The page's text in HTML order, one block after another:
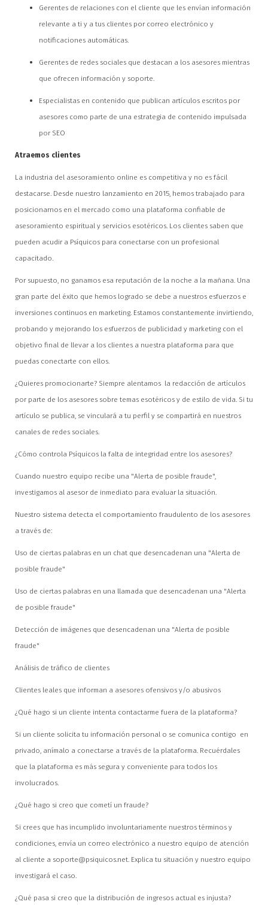
Gerentes de relaciones con el cliente que les envían información
relevante a ti y a tus clientes por correo electrónico y
notificaciones automáticas.
Gerentes de redes sociales que destacan a los asesores mientras
que ofrecen información y soporte.
Especialistas en contenido que publican artículos escritos por
asesores como parte de una estrategia de contenido impulsada
por SEO
Atraemos clientes
La industria del asesoramiento online es competitiva y no es fácil
destacarse. Desde nuestro lanzamiento en 2015, hemos trabajado para
posicionarnos en el mercado como una plataforma confiable de
asesoramiento espiritual y servicios esotéricos. Los clientes saben que
pueden acudir a Psíquicos para conectarse con un profesional
capacitado.
Por supuesto, no ganamos esa reputación de la noche a la mañana. Una
gran parte del éxito que hemos logrado se debe a nuestros esfuerzos e
inversiones continuos en marketing. Estamos constantemente invirtiendo,
probando y mejorando los esfuerzos de publicidad y marketing con el
objetivo final de llevar a los clientes a nuestra plataforma para que
puedas conectarte con ellos.
¿Quieres promocionarte? Siempre alentamos la redacción de artículos
por parte de los asesores sobre temas esotéricos y de estilo de vida. Si tu
artículo se publica, se vinculará a tu perfil y se compartirá en nuestros
canales de redes sociales.
¿Cómo controla Psíquicos la falta de integridad entre los asesores?
Cuando nuestro equipo recibe una "Alerta de posible fraude",
investigamos al asesor de inmediato para evaluar la situación.
Nuestro sistema detecta el comportamiento fraudulento de los asesores
a través de:
Uso de ciertas palabras en un chat que desencadenan una "Alerta de
posible fraude"
Uso de ciertas palabras en una llamada que desencadenan una "Alerta
de posible fraude"
Detección de imágenes que desencadenan una "Alerta de posible
fraude"
Análisis de tráfico de clientes
Clientes leales que informan a asesores ofensivos y/o abusivos
¿Qué hago si un cliente intenta contactarme fuera de la plataforma?
Si un cliente solicita tu información personal o se comunica contigo en
privado, anímalo a conectarse a través de la plataforma. Recuérdales
que la plataforma es más segura y conveniente para todos los
involucrados.
¿Qué hago si creo que cometí un fraude?
Si crees que has incumplido involuntariamente nuestros términos y
condiciones, envía un correo electrónico a nuestro equipo de atención
al cliente a soporte@psiquicos.net. Explica tu situación y nuestro equipo
investigará el caso.
¿Qué pasa si creo que la distribución de ingresos actual es injusta?